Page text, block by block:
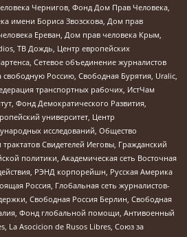
Чернигов, Фонд Дом Прав Человека,
имени Бориса Звозскова, Дом прав
Ереван, Дом прав человека Крым,
ТВ Дождь, Центр европейских
Сетевое объединение журналистов
свободную Россию, Свободная Бурятия, Uralic,
транспортных рабочих, ИстЧам
Фонд Демократического Развития,
университет, Центр
исследований, Общество
Свидетелей Иеговы, Гражданский
политики, Академическая сеть Восточная
РЭНД корпорейшн, Русская Америка
Россия, Глобальная сеть журналистов-
Свободная Россия Берлин, Свободная
Фонд глобальной помощи, Антивоенный
La Asocicion de Rusos Libres, Союз за